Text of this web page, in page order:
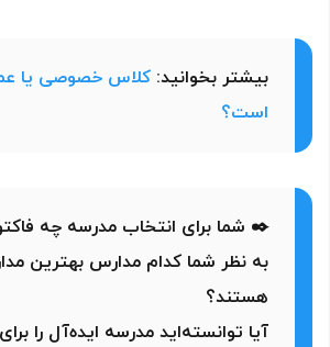
بیشتر بخوانید: کلاس خصوصی یا
است؟
✒️ شما برای انتخاب مدرسه چه
به نظر شما کدام مدارس بهترین
هستند؟
آیا توانسته‌اید مدرسه ایده‌آل را